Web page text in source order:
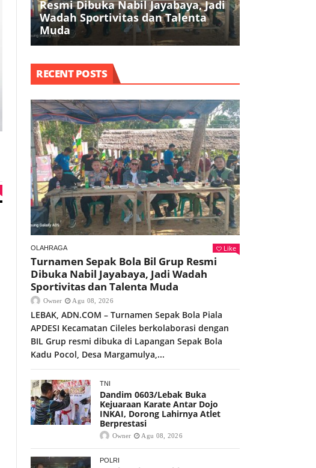
Resmi Dibuka Nabil Jayabaya, Jadi
Wadah Sportivitas dan Talenta
Muda
RECENT POSTS
OLAHRAGA Like
Turnamen Sepak Bola Bil Grup Resmi
Dibuka Nabil Jayabaya, Jadi Wadah
Sportivitas dan Talenta Muda
Owner Agu 08, 2026
LEBAK, ADN.COM – Turnamen Sepak Bola Piala
APDESI Kecamatan Cileles berkolaborasi dengan
BIL Grup resmi dibuka di Lapangan Sepak Bola
Kadu Pocol, Desa Margamulya,...
TNI
Dandim 0603/Lebak Buka
Kejuaraan Karate Antar Dojo
INKAI, Dorong Lahirnya Atlet
Berprestasi
Owner Agu 08, 2026
POLRI